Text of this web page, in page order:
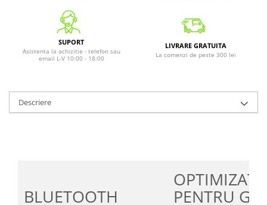
SUPORT
Asistenta la achizitie - telefon sau
email L-V 10:00 - 18:00
LIVRARE GRATUITA
La comenzi de peste 300 lei
Descriere
BLUETOOTH
OPTIMIZATE
PENTRU